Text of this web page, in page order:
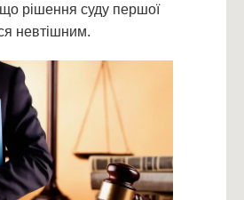
рішення суду першої
невтішним.